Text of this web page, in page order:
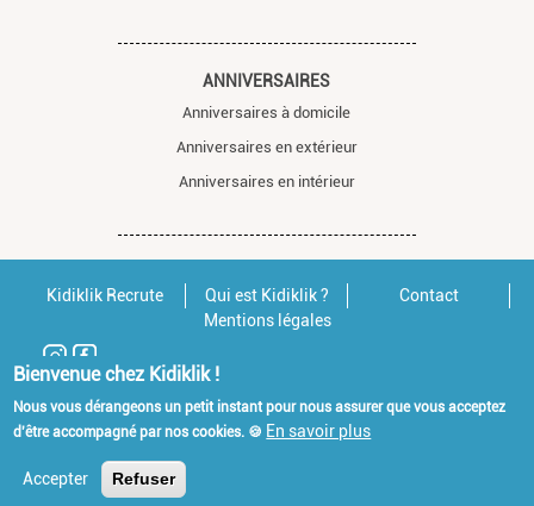
ANNIVERSAIRES
Anniversaires à domicile
Anniversaires en extérieur
Anniversaires en intérieur
Kidiklik Recrute Qui est Kidiklik ?
Contact
Mentions légales
Bienvenue chez Kidiklik !
Nous vous dérangeons un petit instant pour nous assurer que vous acceptez
d'être accompagné par nos cookies. 🍪 En savoir plus
Accepter Refuser